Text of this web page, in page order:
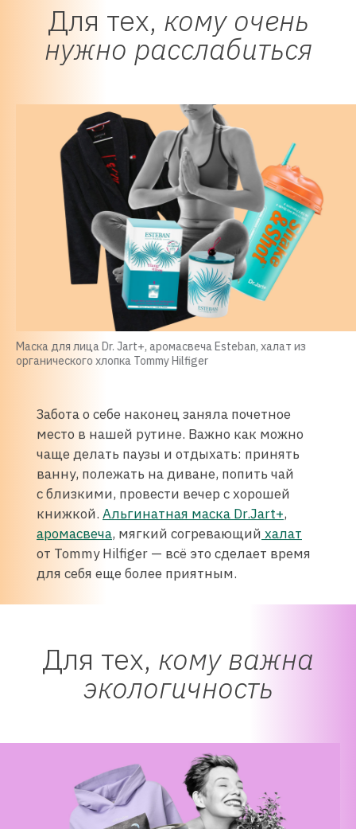
Для тех, кому очень
нужно расслабиться
Забота о себе наконец заняла почетное
место в нашей рутине. Важно как можно
чаще делать паузы и отдыхать: принять
ванну, полежать на диване, попить чай
с близкими, провести вечер с хорошей
книжкой. Альгинатная маска Dr.Jart+,
аромасвеча, мягкий согревающий халат
от Tommy Hilfiger — всё это сделает время
для себя еще более приятным.
Маска для лица Dr. Jart+, аромасвеча Esteban, халат из
органического хлопка Tommy Hilfiger
Для тех, кому важна
экологичность